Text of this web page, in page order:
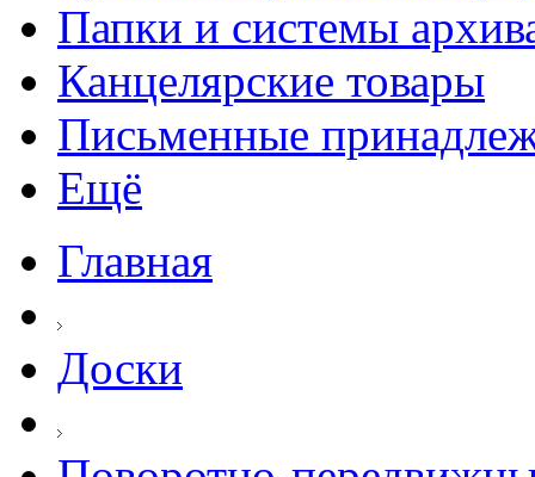
Папки и системы
Канцелярские товары
Письменные
Ещё
Главная
Доски